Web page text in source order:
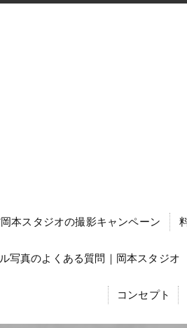
本スタジオの撮影キャンペーン
写真のよくある質問｜岡本スタジオ
コンセプト